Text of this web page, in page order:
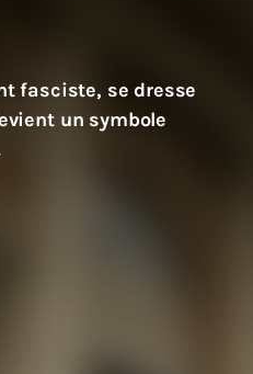
fasciste, se dresse
un symbole